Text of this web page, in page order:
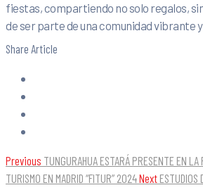
fiestas, compartiendo no solo regalos,
de ser parte de una comunidad vibrante
Share Article
Previous TUNGURAHUA ESTARÁ PRESENTE EN LA
TURISMO EN MADRID “FITUR” 2024Next ESTUDIOS